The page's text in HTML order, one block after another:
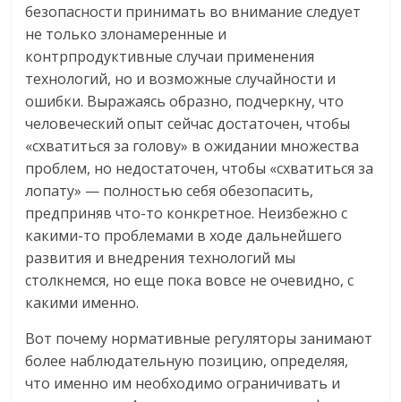
безопасности принимать во внимание следует
не только злонамеренные и
контрпродуктивные случаи применения
технологий, но и возможные случайности и
ошибки. Выражаясь образно, подчеркну, что
человеческий опыт сейчас достаточен, чтобы
«схватиться за голову» в ожидании множества
проблем, но недостаточен, чтобы «схватиться за
лопату» — полностью себя обезопасить,
предприняв что-то конкретное. Неизбежно с
какими-то проблемами в ходе дальнейшего
развития и внедрения технологий мы
столкнемся, но еще пока вовсе не очевидно, с
какими именно.
Вот почему нормативные регуляторы занимают
более наблюдательную позицию, определяя,
что именно им необходимо ограничивать и